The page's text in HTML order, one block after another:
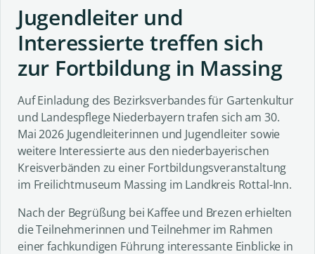
Jugendleiter und
Interessierte treffen sich
zur Fortbildung in Massing
Auf Einladung des Bezirksverbandes für Gartenkultur
und Landespflege Niederbayern trafen sich am 30.
Mai 2026 Jugendleiterinnen und Jugendleiter sowie
weitere Interessierte aus den niederbayerischen
Kreisverbänden zu einer Fortbildungsveranstaltung
im Freilichtmuseum Massing im Landkreis Rottal-Inn.
Nach der Begrüßung bei Kaffee und Brezen erhielten
die Teilnehmerinnen und Teilnehmer im Rahmen
einer fachkundigen Führung interessante Einblicke in